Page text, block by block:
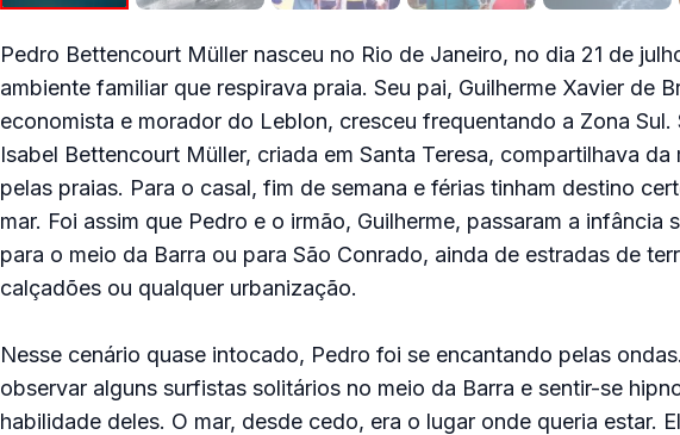
Pedro Bettencourt Müller nasceu no Rio de Janeiro, no dia 21 de
ambiente familiar que respirava praia. Seu pai, Guilherme Xavier de
economista e morador do Leblon, cresceu frequentando a Zona Sul.
Isabel Bettencourt Müller, criada em Santa Teresa, compartilhava da
pelas praias. Para o casal, fim de semana e férias tinham destino
mar. Foi assim que Pedro e o irmão, Guilherme, passaram a infância
para o meio da Barra ou para São Conrado, ainda de estradas de
calçadões ou qualquer urbanização.
Nesse cenário quase intocado, Pedro foi se encantando pelas
observar alguns surfistas solitários no meio da Barra e sentir-se
habilidade deles. O mar, desde cedo, era o lugar onde queria estar.